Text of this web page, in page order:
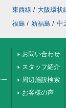
東西線 / 大阪環状
福島 / 新福島 / 中
お問い合わせ
スタッフ紹介
周辺施設検索
お客様の声